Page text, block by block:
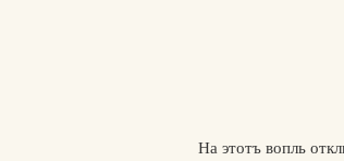
На этотъ вопль